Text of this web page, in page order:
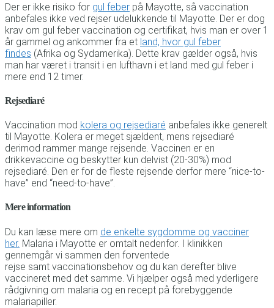
Der er ikke risiko for gul feber på Mayotte, så vaccination
anbefales ikke ved rejser udelukkende til Mayotte. Der er dog
krav om gul feber vaccination og certifikat, hvis man er over 1
år gammel og ankommer fra et land, hvor gul feber
findes (Afrika og Sydamerika). Dette krav gælder også, hvis
man har været i transit i en lufthavn i et land med gul feber i
mere end 12 timer.
Rejsediaré
Vaccination mod kolera og rejsediaré anbefales ikke generelt
til Mayotte. Kolera er meget sjældent, mens rejsediaré
derimod rammer mange rejsende. Vaccinen er en
drikkevaccine og beskytter kun delvist (20-30%) mod
rejsediaré. Den er for de fleste rejsende derfor mere “nice-to-
have” end “need-to-have”.
Mere information
Du kan læse mere om de enkelte sygdomme og vacciner
her. Malaria i Mayotte er omtalt nedenfor. I klinikken
gennemgår vi sammen den forventede
rejse samt vaccinationsbehov og du kan derefter blive
vaccineret med det samme. Vi hjælper også med yderligere
rådgivning om malaria og en recept på forebyggende
malariapiller.